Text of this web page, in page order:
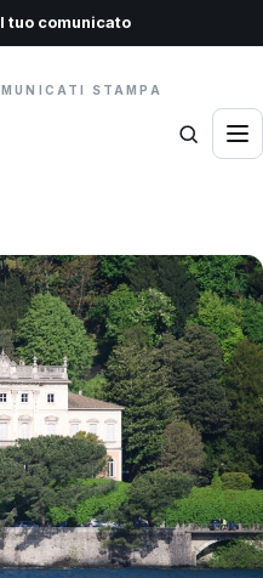
tuo comunicato
STAMPA